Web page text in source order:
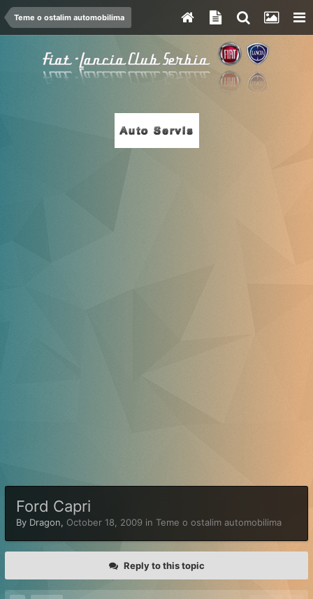
Teme o ostalim automobilima
Ford Capri
By Dragon, October 18, 2009 in Teme o ostalim automobilima
Reply to this topic